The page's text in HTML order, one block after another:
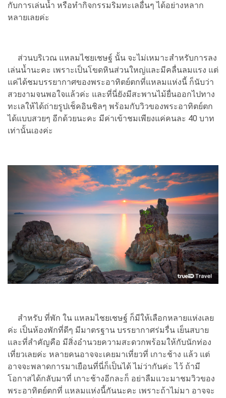
กับการเล่นน้ำ หรือทำกิจกรรมริมทะเลอื่นๆ ได้อย่างหลาก
หลายเลยค่ะ
ส่วนบริเวณ แหลมไชยเชษฐ์ นั้น จะไม่เหมาะสำหรับการลง
เล่นน้ำนะคะ เพราะเป็นโขดหินส่วนใหญ่และมีคลื่นลมแรง แต่
แค่ได้ชมบรรยากาศของพระอาทิตย์ตกที่แหลมแห่งนี้ ก็นับว่า
สวยงามจนพอใจแล้วค่ะ และที่นี่ยังมีสะพานไม้ยื่นออกไปทาง
ทะเลให้ได้ถ่ายรูปเช็คอินชิลๆ พร้อมกับวิวของพระอาทิตย์ตก
ได้แบบสวยๆ อีกด้วยนะคะ มีค่าเข้าชมเพียงแค่คนละ 40 บาท
เท่านั้นเองค่ะ
สำหรับ ที่พัก ใน แหลมไชยเชษฐ์ ก็มีให้เลือกหลายแห่งเลย
ค่ะ เป็นห้องพักที่ดีๆ มีมาตรฐาน บรรยากาศร่มรื่น เย็นสบาย
และที่สำคัญคือ มีสิ่งอำนวยความสะดวกพร้อมให้กับนักท่อง
เที่ยวเลยค่ะ หลายคนอาจจะเคยมาเที่ยวที่ เกาะช้าง แล้ว แต่
อาจจะพลาดการมาเยือนที่นี่ก็เป็นได้ ไม่ว่ากันค่ะ ไว้ ถ้ามี
โอกาสได้กลับมาที่ เกาะช้างอีกละก็ อย่าลืมแวะมาชมวิวของ
พระอาทิตย์ตกที่ แหลมแห่งนี้กันนะคะ เพราะถ้าไม่มา อาจจะ